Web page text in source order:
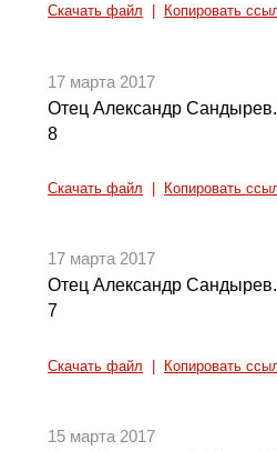
Скачать файл Копировать
17 марта 2017
Отец Александр
8
Скачать файл Копировать
17 марта 2017
Отец Александр
7
Скачать файл Копировать
15 марта 2017